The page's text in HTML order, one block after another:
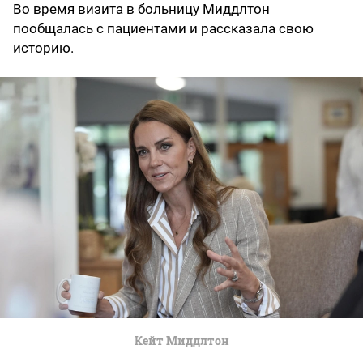
Во время визита в больницу Миддлтон
пообщалась с пациентами и рассказала свою
историю.
Кейт Миддлтон